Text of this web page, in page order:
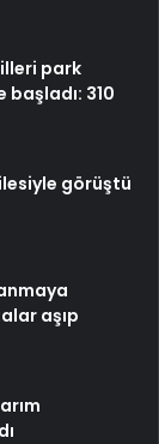
park
310
görüştü
aşıp